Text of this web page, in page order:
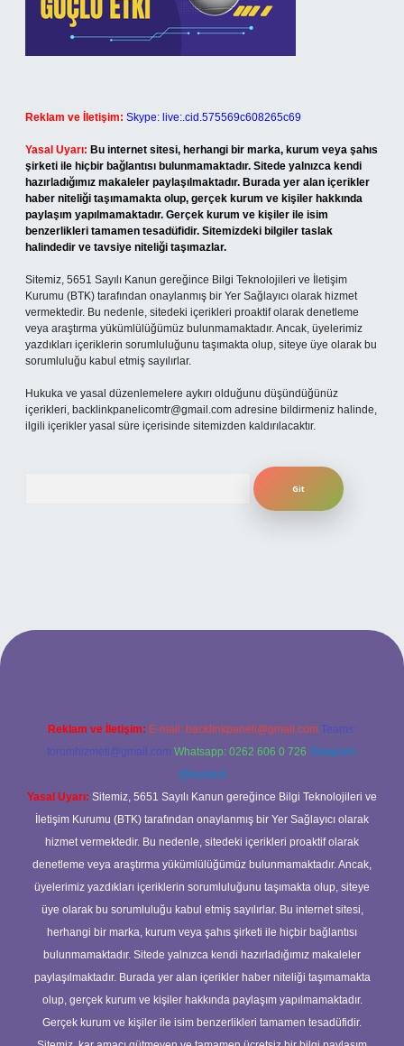
Reklam ve İletişim: Skype: live:.cid.575569c608265c69
Yasal Uyarı: Bu internet sitesi, herhangi bir marka, kurum veya şahıs
şirketi ile hiçbir bağlantısı bulunmamaktadır. Sitede yalnızca kendi
hazırladığımız makaleler paylaşılmaktadır. Burada yer alan içerikler
haber niteliği taşımamakta olup, gerçek kurum ve kişiler hakkında
paylaşım yapılmamaktadır. Gerçek kurum ve kişiler ile isim
benzerlikleri tamamen tesadüfidir. Sitemizdeki bilgiler taslak
halindedir ve tavsiye niteliği taşımazlar.
Sitemiz, 5651 Sayılı Kanun gereğince Bilgi Teknolojileri ve İletişim
Kurumu (BTK) tarafından onaylanmış bir Yer Sağlayıcı olarak hizmet
vermektedir. Bu nedenle, sitedeki içerikleri proaktif olarak denetleme
veya araştırma yükümlülüğümüz bulunmamaktadır. Ancak, üyelerimiz
yazdıkları içeriklerin sorumluluğunu taşımakta olup, siteye üye olarak bu
sorumluluğu kabul etmiş sayılırlar.
Hukuka ve yasal düzenlemelere aykırı olduğunu düşündüğünüz
içerikleri, backlinkpanelicomtr@gmail.com adresine bildirmeniz halinde,
ilgili içerikler yasal süre içerisinde sitemizden kaldırılacaktır.
giriş
Reklam ve İletişim: E-mail: backlinkpaneli@gmail.com Teams:
forumhizmeti@gmail.com Whatsapp: 0262 606 0 726 Telegram:
@karabul
Yasal Uyarı: Sitemiz, 5651 Sayılı Kanun gereğince Bilgi Teknolojileri ve
İletişim Kurumu (BTK) tarafından onaylanmış bir Yer Sağlayıcı olarak
hizmet vermektedir. Bu nedenle, sitedeki içerikleri proaktif olarak
denetleme veya araştırma yükümlülüğümüz bulunmamaktadır. Ancak,
üyelerimiz yazdıkları içeriklerin sorumluluğunu taşımakta olup, siteye
üye olarak bu sorumluluğu kabul etmiş sayılırlar. Bu internet sitesi,
herhangi bir marka, kurum veya şahıs şirketi ile hiçbir bağlantısı
bulunmamaktadır. Sitede yalnızca kendi hazırladığımız makaleler
paylaşılmaktadır. Burada yer alan içerikler haber niteliği taşımamakta
olup, gerçek kurum ve kişiler hakkında paylaşım yapılmamaktadır.
Gerçek kurum ve kişiler ile isim benzerlikleri tamamen tesadüfidir.